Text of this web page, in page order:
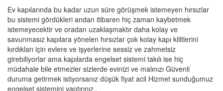
Ev kapılarında bu kadar uzun süre görüşmek istemeyen hırsızlar
bu sistemi gördükleri andan itibaren hiç zaman kaybetmek
istemeyecektir ve oradan uzaklaşmaktır daha kolay ve
savunmasız kapılara yönelen hırsızlar çok kolay kapı kilitlerini
kırdıkları için evlere ve işyerlerine sessiz ve zahmetsiz
girebiliyorlar ama kapılarda engelset sistemi takılı ise hiç
müdahale bile etmezler sizlerde evinizi ve malınızı Güvenli
duruma getirmek istiyorsanız düşük fiyat acil Hizmet sunduğumuz
engelset sistemini yaptırınız..